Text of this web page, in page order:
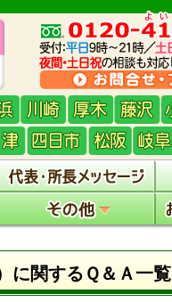
に関するＱ＆Ａ一覧